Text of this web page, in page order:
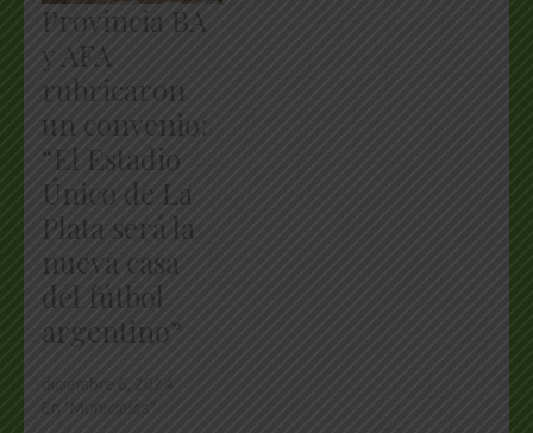
Provincia BA
y AFA
rubricaron
un convenio:
“El Estadio
Único de La
Plata será la
nueva casa
del fútbol
argentino”